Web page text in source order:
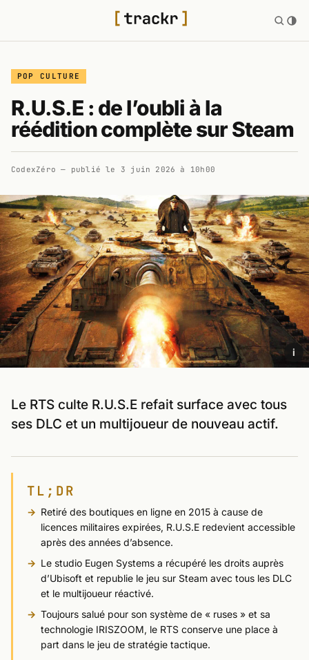
POP CULTURE
R.U.S.E : de l’oubli à la
réédition complète sur Steam
CodexZéro — publié le 3 juin 2026 à 10h00
i
Le RTS culte R.U.S.E refait surface avec tous
ses DLC et un multijoueur de nouveau actif.
TL;DR
Retiré des boutiques en ligne en 2015 à cause de
licences militaires expirées, R.U.S.E redevient accessible
après des années d’absence.
Le studio Eugen Systems a récupéré les droits auprès
d’Ubisoft et republie le jeu sur Steam avec tous les DLC
et le multijoueur réactivé.
Toujours salué pour son système de « ruses » et sa
technologie IRISZOOM, le RTS conserve une place à
part dans le jeu de stratégie tactique.